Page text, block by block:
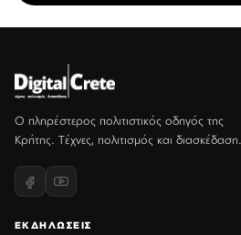
Ο πληρέστερος πολιτιστικός οδηγός της
Κρήτης. Τέχνες, πολιτισμός και διασκέδαση.
ΕΚΔΗΛΩΣΕΙΣ